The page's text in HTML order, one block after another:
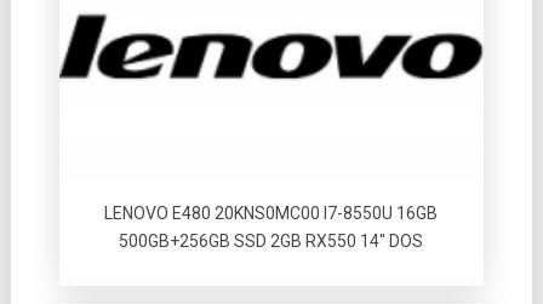
LENOVO E480 20KNS0MC00 I7-8550U 16GB
500GB+256GB SSD 2GB RX550 14″ DOS